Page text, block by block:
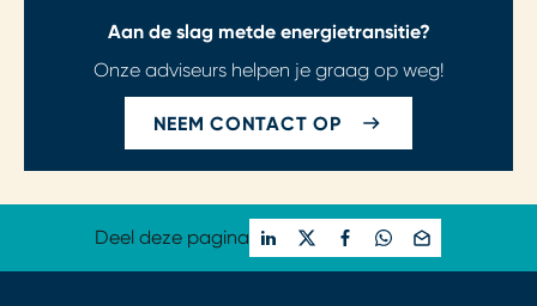
Aan de slag metde energietransitie?
Onze adviseurs helpen je graag op weg!
NEEM CONTACT OP
Deel deze pagina